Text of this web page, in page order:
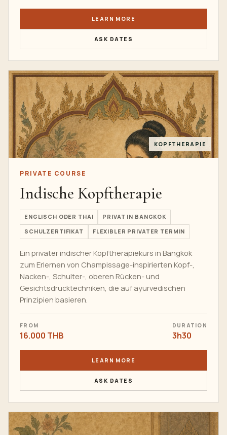
LEARN MORE
ASK DATES
KOPFTHERAPIE
PRIVATE COURSE
Indische Kopftherapie
ENGLISCH ODER THAI PRIVAT IN BANGKOK
SCHULZERTIFIKAT FLEXIBLER PRIVATER TERMIN
Ein privater indischer Kopftherapiekurs in Bangkok
zum Erlernen von Champissage-inspirierten Kopf-,
Nacken-, Schulter-, oberen Rücken- und
Gesichtsdrucktechniken, die auf ayurvedischen
Prinzipien basieren.
FROM
16.000 THB
DURATION
3h30
LEARN MORE
ASK DATES